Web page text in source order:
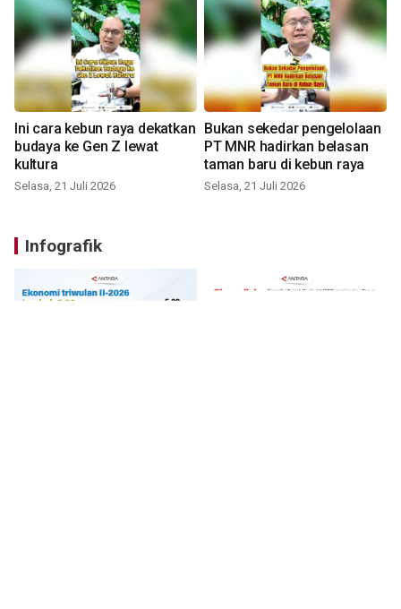
Ini cara kebun raya dekatkan
budaya ke Gen Z lewat
kultura
Selasa, 21 Juli 2026
Bukan sekedar pengelolaan
PT MNR hadirkan belasan
taman baru di kebun raya
Selasa, 21 Juli 2026
Infografik